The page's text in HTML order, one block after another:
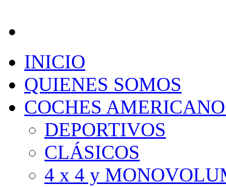
INICIO
QUIENES SOMOS
COCHES
DEPORTIVOS
CLÁSICOS
4 x 4 y